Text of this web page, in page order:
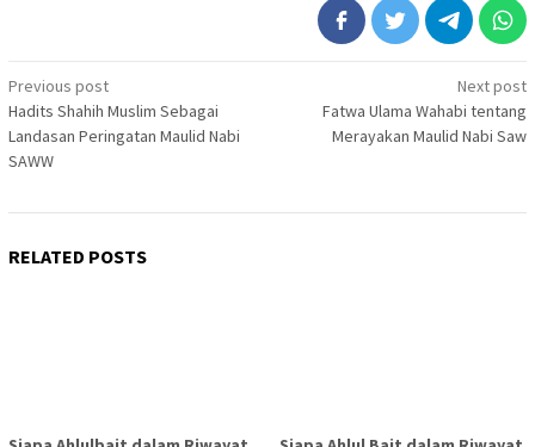
Post
navigation
Previous post
Hadits Shahih Muslim Sebagai
Landasan Peringatan Maulid Nabi
SAWW
Next post
Fatwa Ulama Wahabi tentang
Merayakan Maulid Nabi Saw
RELATED POSTS